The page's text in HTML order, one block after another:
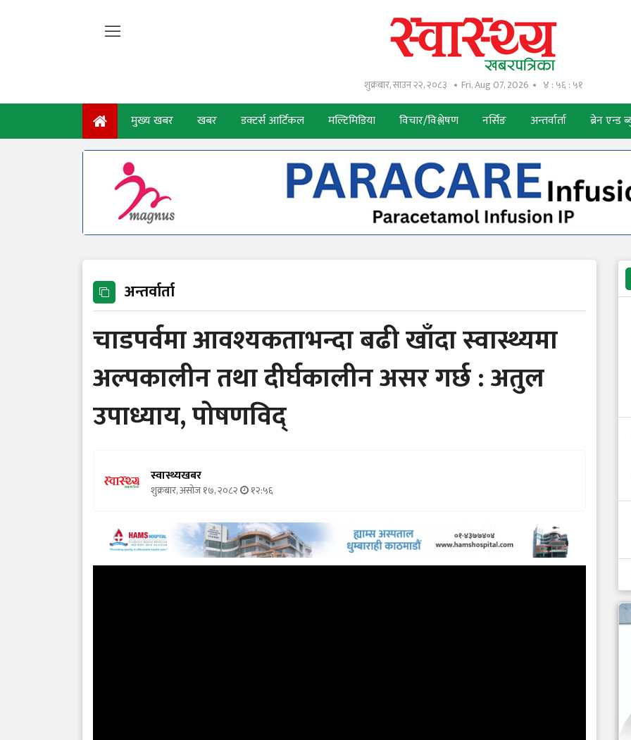
शुक्रबार, साउन २२, २०८३ Fri, Aug 07, 2026 ४ : ५६ : ५२
मुख्य खबर खबर डक्टर्स आर्टिकल मल्टिमिडिया विचार/विश्लेषण नर्सिङ अन्तर्वार्ता ब्रेन एन्ड
अन्तर्वार्ता
चाडपर्वमा आवश्यकताभन्दा बढी खाँदा स्वास्थ्यमा
अल्पकालीन तथा दीर्घकालीन असर गर्छ : अतुल
उपाध्याय, पोषणविद्
स्वास्थ्यखबर
शुक्रबार, असोज १७, २०८२ १२:५६